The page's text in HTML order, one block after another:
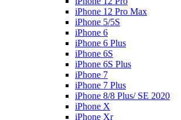
iPhone 12 Pro Max
iPhone 5/5S
iPhone 6
iPhone 6 Plus
iPhone 6S
iPhone 6S Plus
iPhone 7
iPhone 7 Plus
iPhone 8/8 Plus/ SE 2020
iPhone X
iPhone Xr